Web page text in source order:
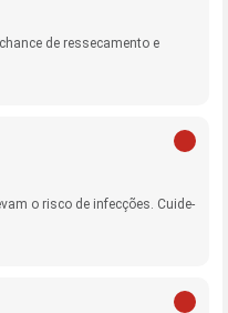
de ressecamento e
o risco de infecções. Cuide-